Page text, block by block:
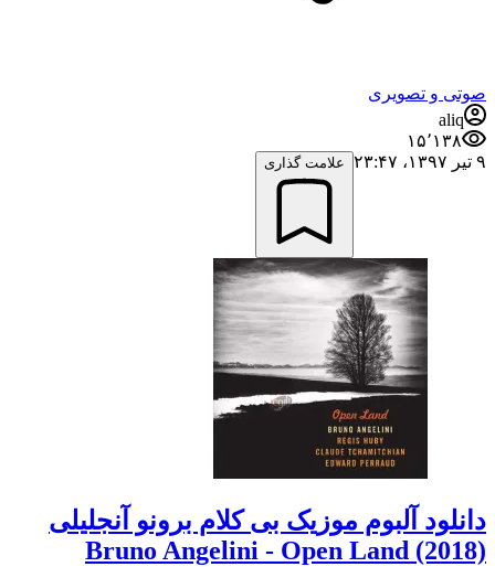
صوتی و تصویری
aliq
۱۵٬۱۳۸
۹ تیر ۱۳۹۷،‏ ۲۳:۴۷
علامت گذاری
دانلود آلبوم موزیک بی کلام برونو آنجلیلی
Bruno Angelini - Open Land (2018)